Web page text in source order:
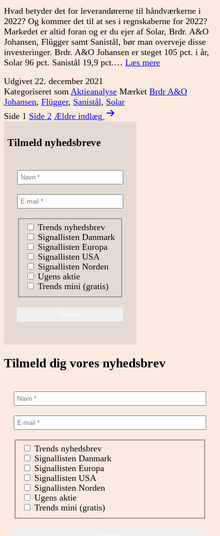
Hvad betyder det for leverandørerne til håndværkerne i
2022? Og kommer det til at ses i regnskaberne for 2022?
Markedet er altid foran og er du ejer af Solar, Brdr. A&O
Johansen, Flügger samt Sanistål, bør man overveje disse
investeringer. Brdr. A&O Johansen er steget 105 pct. i år,
Solar 96 pct. Sanistål 19,9 pct.… Læs mere
i
Udgivet 22. december 2021
Kategoriseret som Aktieanalyse Mærket Brdr A&O
Johansen, Flügger, Sanistål, Solar
Indlægsinddeling
Side 1 Side 2 Ældre indlæg
Tilmeld nyhedsbreve
Trends nyhedsbrev
Signallisten Danmark
Signallisten Europa
Signallisten USA
Signallisten Norden
Ugens aktie
Trends mini (gratis)
Tilmeld dig vores nyhedsbrev
Trends nyhedsbrev
Signallisten Danmark
Signallisten Europa
Signallisten USA
Signallisten Norden
Ugens aktie
Trends mini (gratis)